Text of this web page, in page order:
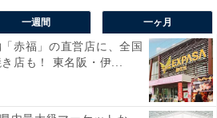
一週間 一ヶ月
「赤福」の直営店に、全国
店も！ 東名阪・伊...